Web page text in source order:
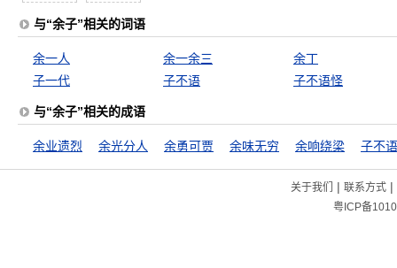
与“余子”相关的词语
余一人 余一余三
余丁
子一代
子不语 子不语怪
与“余子”相关的成语
余业遗烈 余光分人 余勇可贾 余味无穷 余响绕梁 子不
关于我们 | 联系方式|
粤ICP备